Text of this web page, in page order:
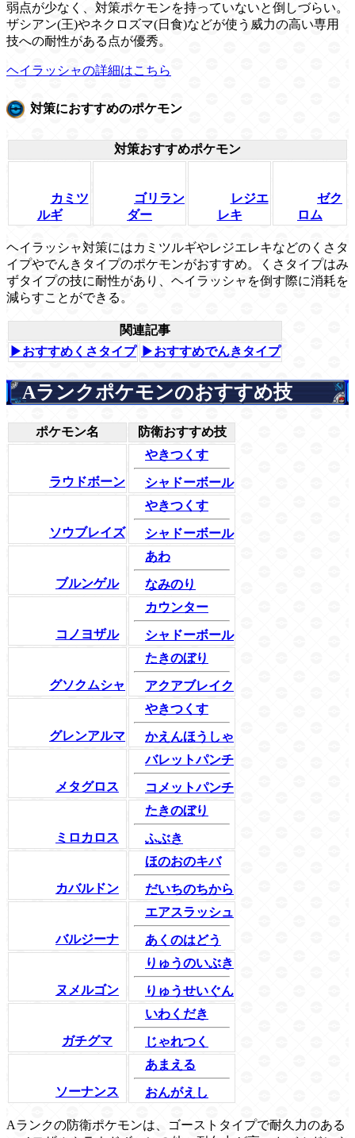
弱点が少なく、対策ポケモンを持っていないと倒しづらい。
ザシアン(王)やネクロズマ(日食)などが使う威力の高い専用
技への耐性がある点が優秀。
ヘイラッシャの詳細はこちら
対策におすすめのポケモン
対策おすすめポケモン
カミツ
ルギ
ゴリラン
ダー
レジエ
レキ
ゼク
ロム
ヘイラッシャ対策にはカミツルギやレジエレキなどのくさタ
イプやでんきタイプのポケモンがおすすめ。くさタイプはみ
ずタイプの技に耐性があり、ヘイラッシャを倒す際に消耗を
減らすことができる。
関連記事
▶おすすめくさタイプ
▶おすすめでんきタイプ
Aランクポケモンのおすすめ技
ポケモン名 防衛おすすめ技
ラウドボーン
やきつくす
シャドーボール
ソウブレイズ
やきつくす
シャドーボール
ブルンゲル
あわ
なみのり
コノヨザル
カウンター
シャドーボール
グソクムシャ
たきのぼり
アクアブレイク
グレンアルマ
やきつくす
かえんほうしゃ
メタグロス
バレットパンチ
コメットパンチ
ミロカロス
たきのぼり
ふぶき
カバルドン
ほのおのキバ
だいちのちから
バルジーナ
エアスラッシュ
あくのはどう
ヌメルゴン
りゅうのいぶき
りゅうせいぐん
ガチグマ
いわくだき
じゃれつく
ソーナンス
あまえる
おんがえし
Aランクの防衛ポケモンは、ゴーストタイプで耐久力のある